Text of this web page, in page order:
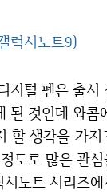
럭시노트9)
된 것인데 와콤
할 생각을 가
도로 많은 관
노트 시리즈